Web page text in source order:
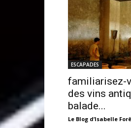
ESCAPADES
familiarisez-
des vins
balade...
Le Blog d’Isabelle